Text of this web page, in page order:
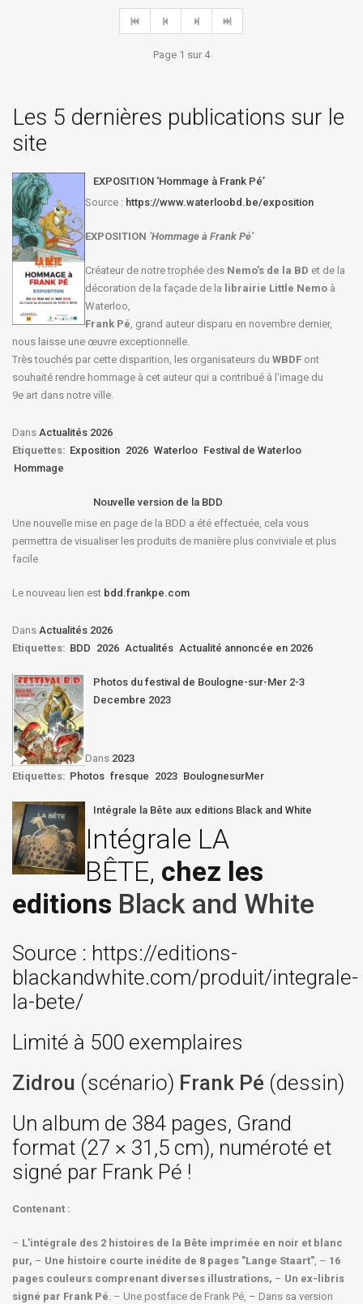
Page 1 sur 4
Les 5 dernières publications sur le
site
EXPOSITION ‘Hommage à Frank Pé’
Source : https://www.waterloobd.be/exposition
EXPOSITION ‘Hommage à Frank Pé’
Créateur de notre trophée des Nemo’s de la BD et de la
décoration de la façade de la librairie Little Nemo à
Waterloo,
Frank Pé , grand auteur disparu en novembre dernier,
nous laisse une œuvre exceptionnelle.
Très touchés par cette disparition, les organisateurs du WBDF ont
souhaité rendre hommage à cet auteur qui a contribué à l’image du
9e art dans notre ville.
Dans Actualités 2026
Etiquettes: Exposition 2026 Waterloo Festival de Waterloo
Hommage
Nouvelle version de la BDD
Une nouvelle mise en page de la BDD a été effectuée, cela vous
permettra de visualiser les produits de manière plus conviviale et plus
facile
Le nouveau lien est bdd.frankpe.com
Dans Actualités 2026
Etiquettes: BDD 2026 Actualités Actualité annoncée en 2026
Photos du festival de Boulogne-sur-Mer 2-3
Decembre 2023
Dans 2023
Etiquettes: Photos fresque 2023 BoulognesurMer
Intégrale la Bête aux editions Black and White
Intégrale LA
BÊTE, chez les
editions Black and White
Source : https://editions-
blackandwhite.com/produit/integrale-
la-bete/
Limité à 500 exemplaires
Zidrou (scénario) Frank Pé (dessin)
Un album de 384 pages, Grand
format (27 × 31,5 cm), numéroté et
signé par Frank Pé !
Contenant :
– L'intégrale des 2 histoires de la Bête imprimée en noir et blanc
pur, – Une histoire courte inédite de 8 pages "Lange Staart" , – 16
pages couleurs comprenant diverses illustrations, – Un ex-libris
signé par Frank Pé . – Une postface de Frank Pé, – Dans sa version